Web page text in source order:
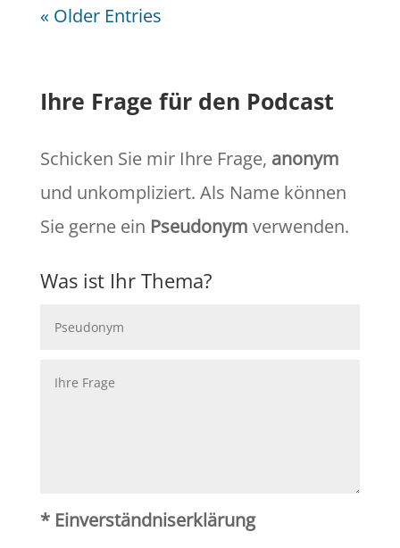
« Older Entries
Ihre Frage für den Podcast
Schicken Sie mir Ihre Frage, anonym
und unkompliziert. Als Name können
Sie gerne ein Pseudonym verwenden.
Was ist Ihr Thema?
* Einverständniserklärung